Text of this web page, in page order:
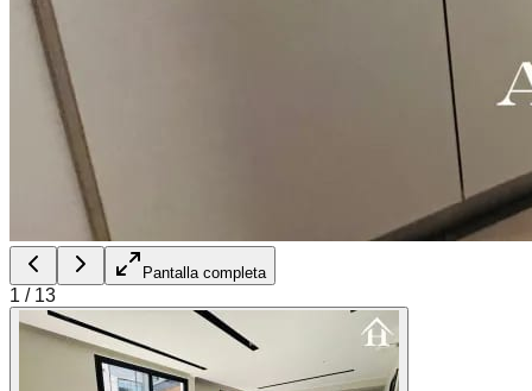
Pantalla completa
1 / 13